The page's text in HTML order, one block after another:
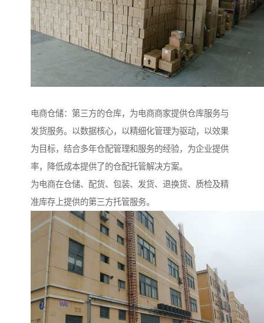
电商仓储：第三方的仓库，为电商商家提供仓库服务与
发货服务。以数据核心，以精细化管理为驱动，以效果
为目标，结合多年仓配管理和服务的经验，为企业提供
率，降低成本提供了的仓配托管解决方案。
为电商在仓储、配货、包装、发货、退换货、质检及精
准库存上提供的第三方托管服务。